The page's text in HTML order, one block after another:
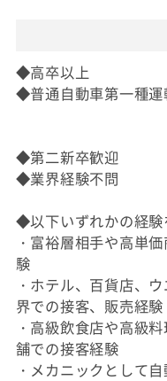
◆高卒以上
◆普通自動車第一種運
◆第二新卒歓迎
◆業界経験不問
◆以下いずれかの経験
・富裕層相手や高単
験
・ホテル、百貨店、
界での接客、販売経験
・高級飲食店や高級
舗での接客経験
・メカニックとして